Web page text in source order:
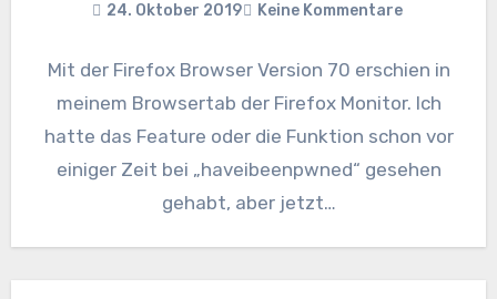
24. Oktober 2019 Keine Kommentare
Mit der Firefox Browser Version 70 erschien in
meinem Browsertab der Firefox Monitor. Ich
hatte das Feature oder die Funktion schon vor
einiger Zeit bei „haveibeenpwned“ gesehen
gehabt, aber jetzt…